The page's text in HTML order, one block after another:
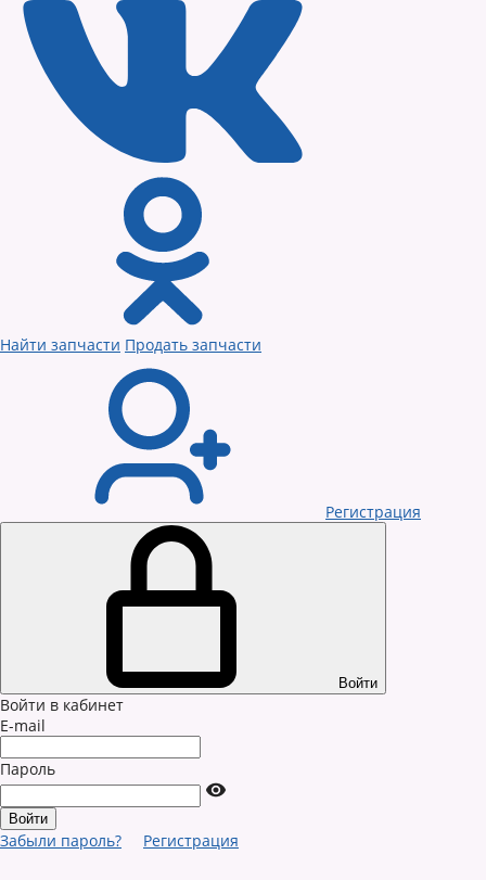
Найти запчасти Продать запчасти
Регистрация
Войти
Войти в кабинет
E-mail
Пароль
Забыли пароль? Регистрация